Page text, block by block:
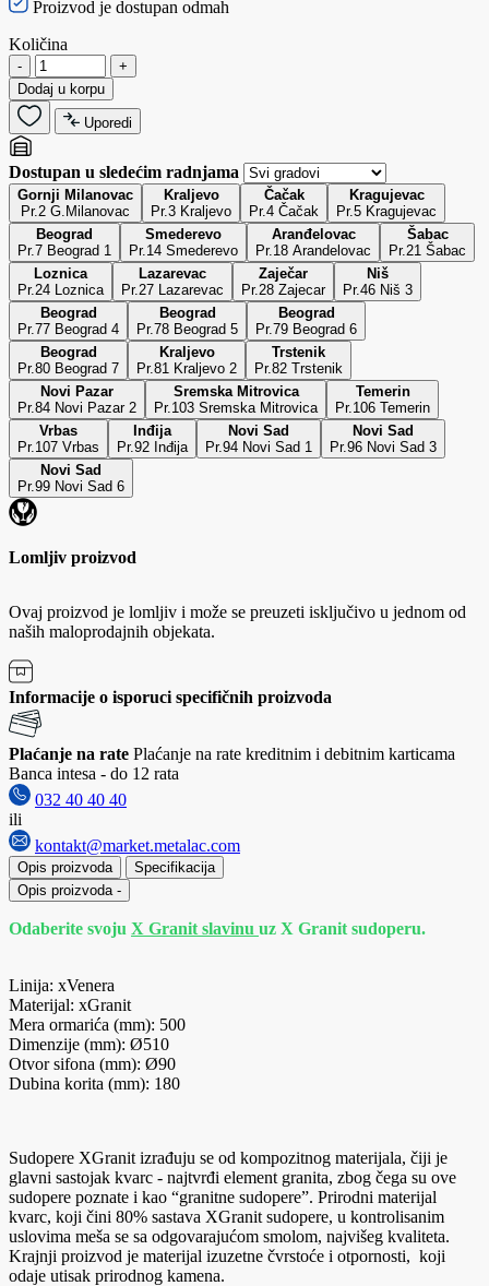
Proizvod je dostupan odmah
Količina
-
+
Dodaj u korpu
Uporedi
Dostupan u sledećim radnjama
Gornji Milanovac
Pr.2 G.Milanovac
Kraljevo
Pr.3 Kraljevo
Čačak
Pr.4 Čačak
Kragujevac
Pr.5 Kragujevac
Beograd
Pr.7 Beograd 1
Smederevo
Pr.14 Smederevo
Aranđelovac
Pr.18 Arandelovac
Šabac
Pr.21 Šabac
Loznica
Pr.24 Loznica
Lazarevac
Pr.27 Lazarevac
Zaječar
Pr.28 Zajecar
Niš
Pr.46 Niš 3
Beograd
Pr.77 Beograd 4
Beograd
Pr.78 Beograd 5
Beograd
Pr.79 Beograd 6
Beograd
Pr.80 Beograd 7
Kraljevo
Pr.81 Kraljevo 2
Trstenik
Pr.82 Trstenik
Novi Pazar
Pr.84 Novi Pazar 2
Sremska Mitrovica
Pr.103 Sremska Mitrovica
Temerin
Pr.106 Temerin
Vrbas
Pr.107 Vrbas
Inđija
Pr.92 Inđija
Novi Sad
Pr.94 Novi Sad 1
Novi Sad
Pr.96 Novi Sad 3
Novi Sad
Pr.99 Novi Sad 6
Lomljiv proizvod
Ovaj proizvod je lomljiv i može se preuzeti isključivo u jednom od
naših maloprodajnih objekata.
Informacije o isporuci specifičnih proizvoda
Plaćanje na rate Plaćanje na rate kreditnim i debitnim karticama
Banca intesa - do 12 rata
032 40 40 40
ili
kontakt@market.metalac.com
Opis proizvoda
Specifikacija
Opis proizvoda -
Odaberite svoju X Granit slavinu uz X Granit sudoperu.
Linija: xVenera
Materijal: xGranit
Mera ormarića (mm): 500
Dimenzije (mm): Ø510
Otvor sifona (mm): Ø90
Dubina korita (mm): 180
Sudopere XGranit izrađuju se od kompozitnog materijala, čiji je
glavni sastojak kvarc - najtvrđi element granita, zbog čega su ove
sudopere poznate i kao “granitne sudopere”. Prirodni materijal
kvarc, koji čini 80% sastava XGranit sudopere, u kontrolisanim
uslovima meša se sa odgovarajućom smolom, najvišeg kvaliteta.
Krajnji proizvod je materijal izuzetne čvrstoće i otpornosti, koji
odaje utisak prirodnog kamena.